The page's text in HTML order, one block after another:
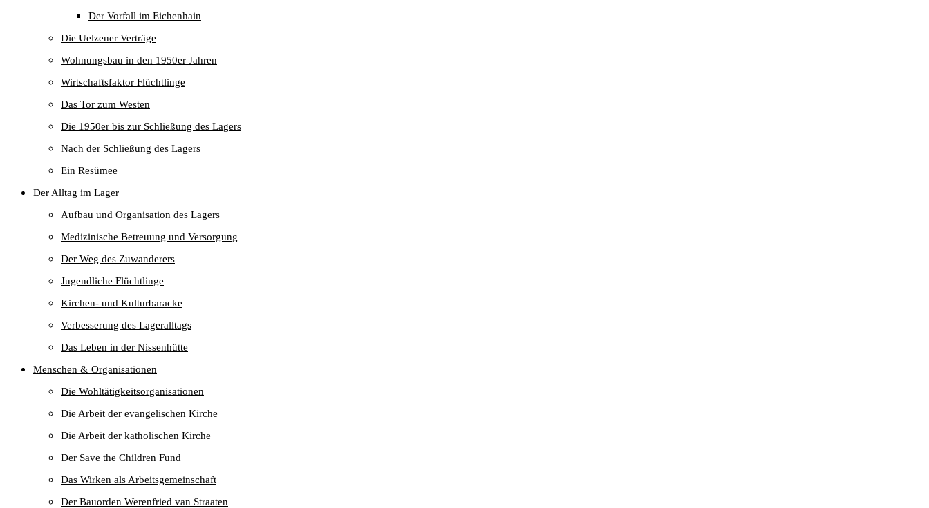
Der Vorfall im Eichenhain
Die Uelzener Verträge
Wohnungsbau in den 1950er Jahren
Wirtschaftsfaktor Flüchtlinge
Das Tor zum Westen
Die 1950er bis zur Schließung des Lagers
Nach der Schließung des Lagers
Ein Resümee
Der Alltag im Lager
Aufbau und Organisation des Lagers
Medizinische Betreuung und Versorgung
Der Weg des Zuwanderers
Jugendliche Flüchtlinge
Kirchen- und Kulturbaracke
Verbesserung des Lageralltags
Das Leben in der Nissenhütte
Menschen & Organisationen
Die Wohltätigkeitsorganisationen
Die Arbeit der evangelischen Kirche
Die Arbeit der katholischen Kirche
Der Save the Children Fund
Das Wirken als Arbeitsgemeinschaft
Der Bauorden Werenfried van Straaten